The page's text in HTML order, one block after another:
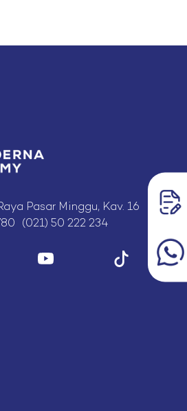
Pasar Minggu, Kav. 16
(021) 50 222 234